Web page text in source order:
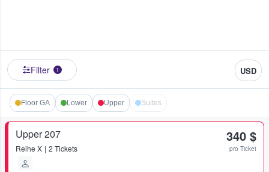
Filter 1 USD
Floor GA Lower Upper Suites
Upper 207
Reihe X 2 Tickets
340 $
pro Ticket